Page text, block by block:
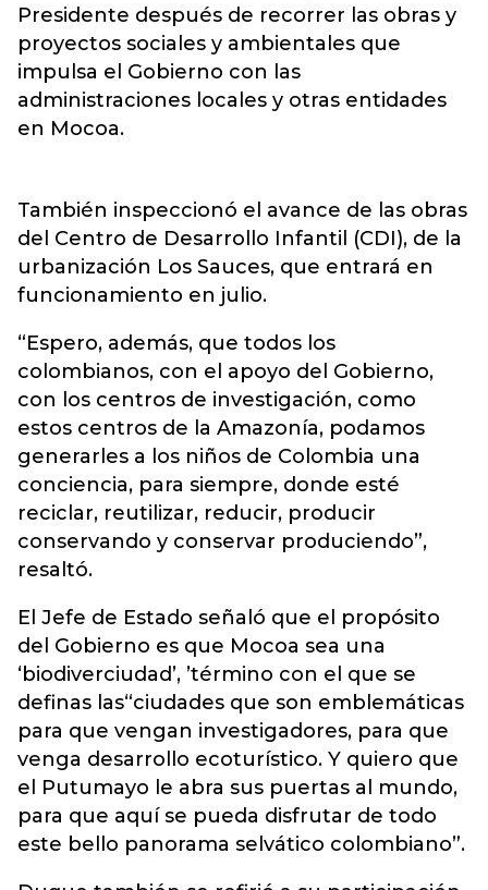
Presidente después de recorrer las obras y
proyectos sociales y ambientales que
impulsa el Gobierno con las
administraciones locales y otras entidades
en Mocoa.
También inspeccionó el avance de las obras
del Centro de Desarrollo Infantil (CDI), de la
urbanización Los Sauces, que entrará en
funcionamiento en julio.
“Espero, además, que todos los
colombianos, con el apoyo del Gobierno,
con los centros de investigación, como
estos centros de la Amazonía, podamos
generarles a los niños de Colombia una
conciencia, para siempre, donde esté
reciclar, reutilizar, reducir, producir
conservando y conservar produciendo”,
resaltó.
El Jefe de Estado señaló que el propósito
del Gobierno es que Mocoa sea una
‘biodiverciudad’, ’término con el que se
definas las“ciudades que son emblemáticas
para que vengan investigadores, para que
venga desarrollo ecoturístico. Y quiero que
el Putumayo le abra sus puertas al mundo,
para que aquí se pueda disfrutar de todo
este bello panorama selvático colombiano”.